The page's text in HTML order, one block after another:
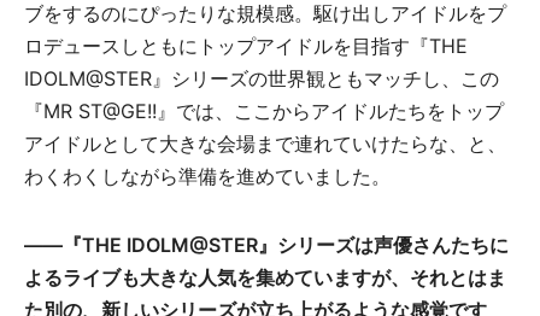
ブをするのにぴったりな規模感。駆け出しアイドルをプ
ロデュースしともにトップアイドルを目指す『THE
IDOLM@STER』シリーズの世界観ともマッチし、この
『MR ST@GE!!』では、ここからアイドルたちをトップ
アイドルとして大きな会場まで連れていけたらな、と、
わくわくしながら準備を進めていました。
――『THE IDOLM@STER』シリーズは声優さんたちに
よるライブも大きな人気を集めていますが、それとはま
た別の、新しいシリーズが立ち上がるような感覚です